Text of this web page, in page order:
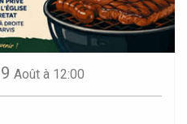
9 Août à 12:00